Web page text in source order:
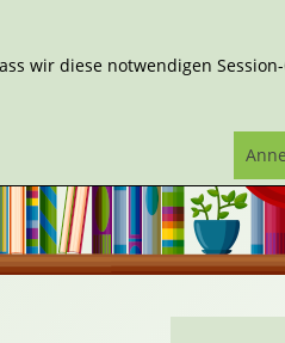
wir diese notwendigen